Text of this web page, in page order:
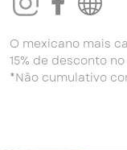
O mexicano mais
15% de desconto
*Não cumulativo